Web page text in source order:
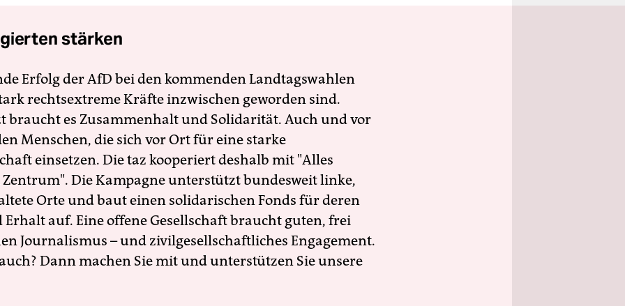
stärken
Erfolg der AfD bei den kommenden Landtagswahlen
rechtsextreme Kräfte inzwischen geworden sind.
braucht es Zusammenhalt und Solidarität. Auch und vor
Menschen, die sich vor Ort für eine starke
einsetzen. Die taz kooperiert deshalb mit "Alles
Die Kampagne unterstützt bundesweit linke,
Orte und baut einen solidarischen Fonds für deren
Erhalt auf. Eine offene Gesellschaft braucht guten, frei
Journalismus – und zivilgesellschaftliches Engagement.
Dann machen Sie mit und unterstützen Sie unsere